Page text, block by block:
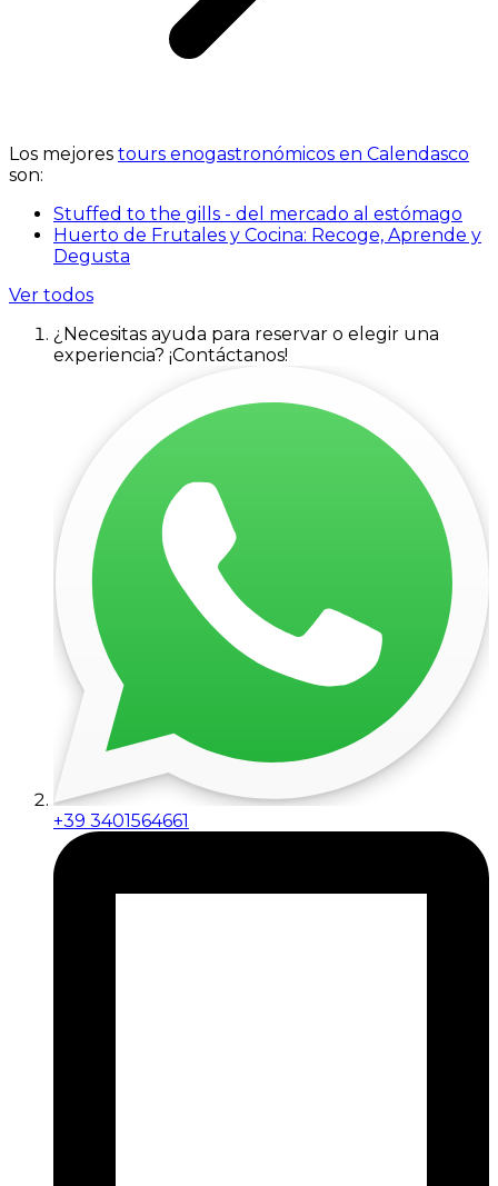
Los mejores tours enogastronómicos en Calendasco
son:
Stuffed to the gills - del mercado al estómago
Huerto de Frutales y Cocina: Recoge, Aprende y
Degusta
Ver todos
¿Necesitas ayuda para reservar o elegir una
experiencia? ¡Contáctanos!
+39 3401564661